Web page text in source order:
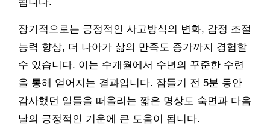
됩니다.
장기적으로는 긍정적인 사고방식의 변화, 감정 조절
능력 향상, 더 나아가 삶의 만족도 증가까지 경험할
수 있습니다. 이는 수개월에서 수년의 꾸준한 수련
을 통해 얻어지는 결과입니다. 잠들기 전 5분 동안
감사했던 일들을 떠올리는 짧은 명상도 숙면과 다음
날의 긍정적인 기운에 큰 도움이 됩니다.